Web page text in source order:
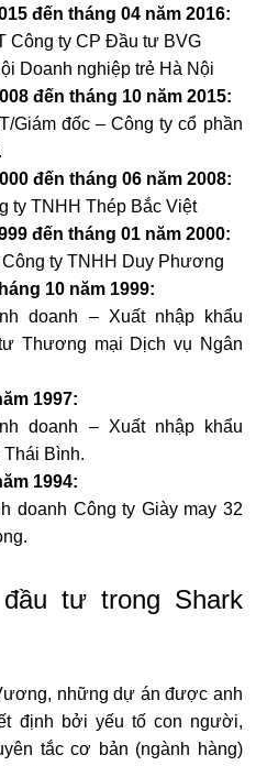
đến tháng 04 năm 2016:
Công ty CP Đầu tư BVG
Doanh nghiệp trẻ Hà Nội
đến tháng 10 năm 2015:
Giám đốc – Công ty cổ phần
đến tháng 06 năm 2008:
ty TNHH Thép Bắc Việt
đến tháng 01 năm 2000:
Công ty TNHH Duy Phương
10 năm 1999:
doanh – Xuất nhập khẩu
Thương mại Dịch vụ Ngân
1997:
doanh – Xuất nhập khẩu
Bình.
1994:
doanh Công ty Giày may 32
tư trong Shark
những dự án được anh
định bởi yếu tố con người,
tắc cơ bản (ngành hàng)